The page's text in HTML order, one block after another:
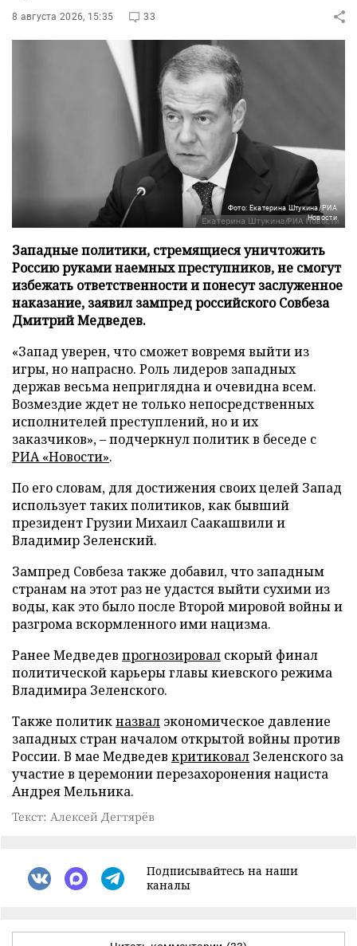
8 августа 2026, 15:35 33
Фото: Екатерина Штукина/РИА
Новости
Западные политики, стремящиеся уничтожить
Россию руками наемных преступников, не смогут
избежать ответственности и понесут заслуженное
наказание, заявил зампред российского Совбеза
Дмитрий Медведев.
«Запад уверен, что сможет вовремя выйти из
игры, но напрасно. Роль лидеров западных
держав весьма неприглядна и очевидна всем.
Возмездие ждет не только непосредственных
исполнителей преступлений, но и их
заказчиков», – подчеркнул политик в беседе с
РИА «Новости».
По его словам, для достижения своих целей Запад
использует таких политиков, как бывший
президент Грузии Михаил Саакашвили и
Владимир Зеленский.
Зампред Совбеза также добавил, что западным
странам на этот раз не удастся выйти сухими из
воды, как это было после Второй мировой войны и
разгрома вскормленного ими нацизма.
Ранее Медведев прогнозировал скорый финал
политической карьеры главы киевского режима
Владимира Зеленского.
Также политикназвал экономическое давление
западных стран началом открытой войны против
России. В мае Медведев критиковал Зеленского за
участие в церемонии перезахоронения нациста
Андрея Мельника.
Текст: Алексей Дегтярёв
Подписывайтесь на наши
каналы